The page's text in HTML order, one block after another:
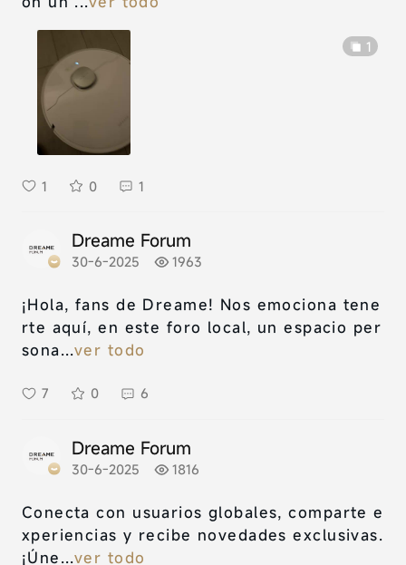
1
1 0 1
Dreame Forum
30-6-2025 1963
¡Hola, fans de Dreame! Nos emociona tene
rte aquí, en este foro local, un espacio per
sona...ver todo
7 0 6
Dreame Forum
30-6-2025 1816
Conecta con usuarios globales, comparte e
xperiencias y recibe novedades exclusivas.
¡Úne...ver todo